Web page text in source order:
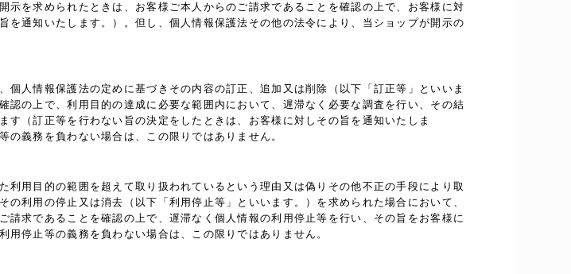
を求められたときは、お客様ご本人からのご請求であることを確認の上で、お客様に対
通知いたします。）。但し、個人情報保護法その他の法令により、当ショップが開示の
人情報保護法の定めに基づきその内容の訂正、追加又は削除（以下「訂正等」といいま
の上で、利用目的の達成に必要な範囲内において、遅滞なく必要な調査を行い、その結
（訂正等を行わない旨の決定をしたときは、お客様に対しその旨を通知いたしま
義務を負わない場合は、この限りではありません。
用目的の範囲を超えて取り扱われているという理由又は偽りその他不正の手段により取
利用の停止又は消去（以下「利用停止等」といいます。）を求められた場合において、
求であることを確認の上で、遅滞なく個人情報の利用停止等を行い、その旨をお客様に
停止等の義務を負わない場合は、この限りではありません。